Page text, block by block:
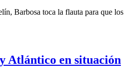
Barbosa toca la flauta para que los
Atlántico en situación